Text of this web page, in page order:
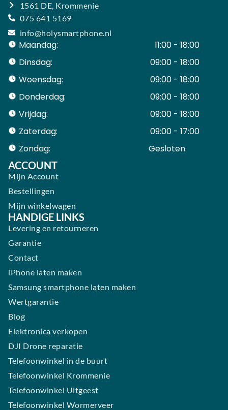
1561 DE, Krommenie
075 641 5169
info@holysmartphone.nl
Maandag:
11:00 - 18:00
Dinsdag:
09:00 - 18:00
Woensdag:
09:00 - 18:00
Donderdag:
09:00 - 18:00
Vrijdag:
09:00 - 18:00
Zaterdag:
09:00 - 17:00
Zondag:
Gesloten ​ ​ ​ ​ ​ ​ ​
ACCOUNT
Mijn Account
Bestellingen
Mijn winkelwagen
HANDIGE LINKS
Levering en retourneren
Garantie
Contact
iPhone laten maken
Samsung smartphone laten maken
Wertgarantie
Blog
Elektronica verkopen
DJI Drone reparatie
Telefoonwinkel in de buurt
Telefoonwinkel Krommenie
Telefoonwinkel Uitgeest
Telefoonwinkel Wormerveer